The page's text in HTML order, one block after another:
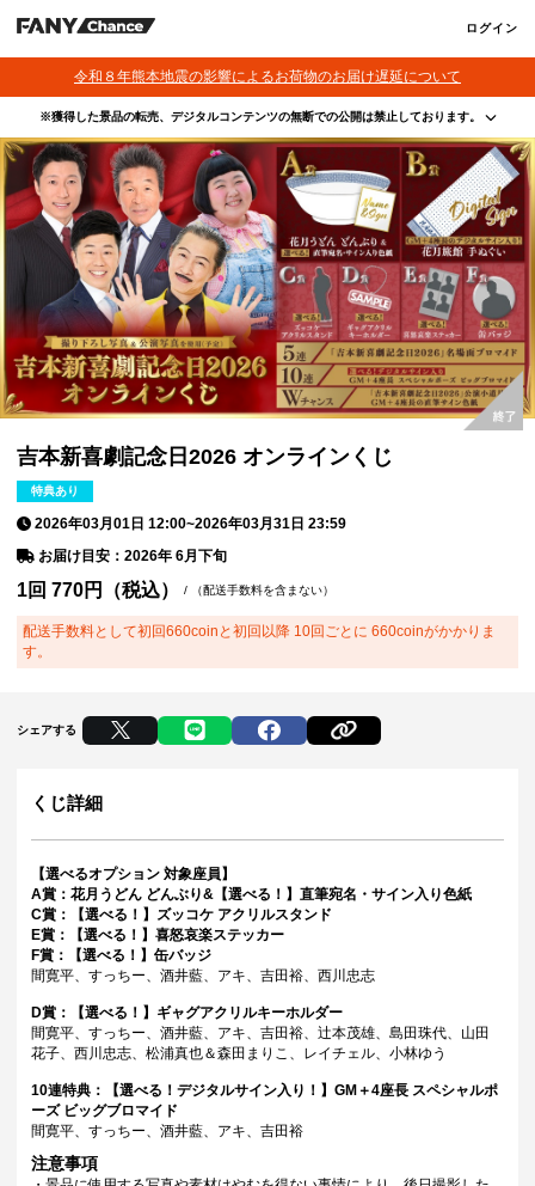
ログイン
令和８年熊本地震の影響によるお荷物のお届け遅延について
※獲得した景品の転売、デジタルコンテンツの無断での公開は禁止しております。
・本サービスで獲得された景品をオークション等へ出品する行為、その他営利目的での転売行
為は禁止しております。
・本サービスで獲得された動画･画像･ボイス等のデジタルコンテンツは、出品者が著作権を有
しております。無断でのSNS等での公開、譲渡、その他著作権を侵害する行為は禁止しており
ます。
・当選権利は当選者ご本人のみ有効となります。当選権利の譲渡、オークション等への出品、
その他営利目的での転売は禁止しております。
吉本新喜劇記念日2026 オンラインくじ
特典あり
2026年03月01日 12:00~2026年03月31日 23:59
お届け目安：2026年 6月下旬
1回770円（税込）/ （配送手数料を含まない）
配送手数料として初回660coinと初回以降 10回ごとに 660coinがかかりま
す。
シェアする
くじ詳細
【選べるオプション 対象座員】
A賞：花月うどん どんぶり&【選べる！】直筆宛名・サイン入り色紙
C賞：【選べる！】ズッコケ アクリルスタンド
E賞：【選べる！】喜怒哀楽ステッカー
F賞：【選べる！】缶バッジ
間寛平、すっちー、酒井藍、アキ、吉田裕、西川忠志
D賞：【選べる！】ギャグアクリルキーホルダー
間寛平、すっちー、酒井藍、アキ、吉田裕、辻本茂雄、島田珠代、山田
花子、西川忠志、松浦真也＆森田まりこ、レイチェル、小林ゆう
10連特典：【選べる！デジタルサイン入り！】GM＋4座長 スペシャルポ
ーズ ビッグブロマイド
間寛平、すっちー、酒井藍、アキ、吉田裕
注意事項